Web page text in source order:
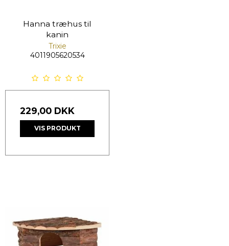
Hanna træhus til
kanin
Trixie
4011905620534
229,00 DKK
VIS PRODUKT